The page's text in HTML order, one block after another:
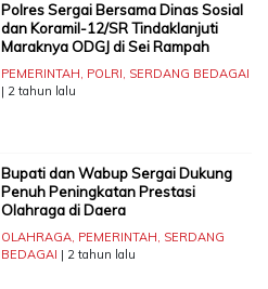
Polres Sergai Bersama Dinas Sosial
dan Koramil-12/SR Tindaklanjuti
Maraknya ODGJ di Sei Rampah
PEMERINTAH, POLRI, SERDANG BEDAGAI
| 2 tahun lalu
Bupati dan Wabup Sergai Dukung
Penuh Peningkatan Prestasi
Olahraga di Daera
OLAHRAGA, PEMERINTAH, SERDANG
BEDAGAI | 2 tahun lalu